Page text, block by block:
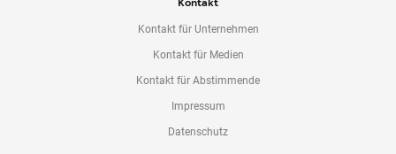
Kontakt
Kontakt für Unternehmen
Kontakt für Medien
Kontakt für Abstimmende
Impressum
Datenschutz